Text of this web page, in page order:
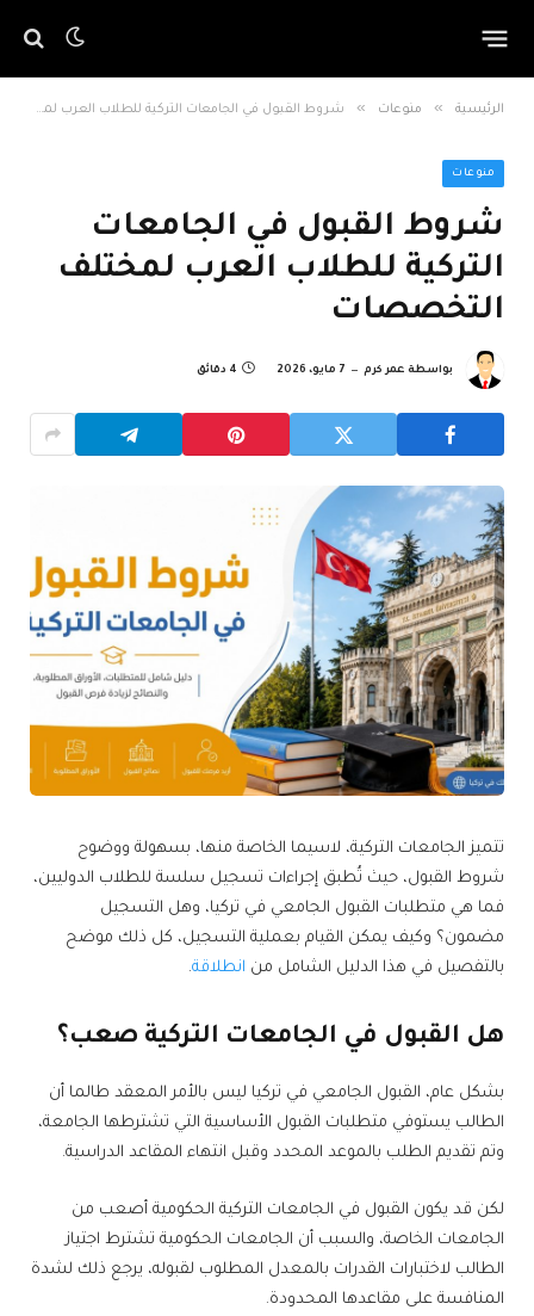
الرئيسية » منوعات » شروط القبول في الجامعات التركية للطلاب العرب لمختلف التخصصات
منوعات
شروط القبول في الجامعات
التركية للطلاب العرب لمختلف
التخصصات
بواسطة عمر كرم 7 مايو، 2026 4 دقائق
تتميز الجامعات التركية، لاسيما الخاصة منها، بسهولة ووضوح
شروط القبول، حيث تُطبق إجراءات تسجيل سلسة للطلاب الدوليين،
فما هي متطلبات القبول الجامعي في تركيا، وهل التسجيل
مضمون؟ وكيف يمكن القيام بعملية التسجيل، كل ذلك موضح
بالتفصيل في هذا الدليل الشامل من انطلاقة.
هل القبول في الجامعات التركية صعب؟
بشكل عام، القبول الجامعي في تركيا ليس بالأمر المعقد طالما أن
الطالب يستوفي متطلبات القبول الأساسية التي تشترطها الجامعة،
وتم تقديم الطلب بالموعد المحدد وقبل انتهاء المقاعد الدراسية.
لكن قد يكون القبول في الجامعات التركية الحكومية أصعب من
الجامعات الخاصة، والسبب أن الجامعات الحكومية تشترط اجتياز
الطالب لاختبارات القدرات بالمعدل المطلوب لقبوله، يرجع ذلك لشدة
المنافسة على مقاعدها المحدودة.